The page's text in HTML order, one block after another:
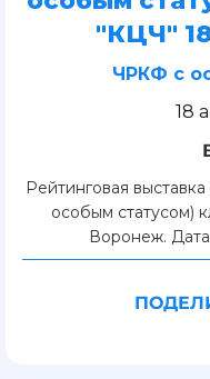
"КЦЧ"
ЧРКФ с
18
Рейтинговая
особым статусом)
Воронеж.